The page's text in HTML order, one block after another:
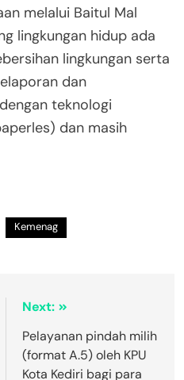
melalui Baitul Mal
lingkungan hidup ada
lingkungan serta
dan
teknologi
dan masih
Kemenag
Next:
Pelayanan pindah milih
(format A.5) oleh KPU
Kota Kediri bagi para